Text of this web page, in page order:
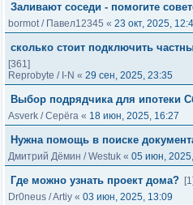
Заливают соседи - помогите
bormot/ Павел12345 « 23 окт, 2025,
сколько стоит подключить
[361]
Reprobyte / I-N « 29 сен, 2025, 23:35
Выбор подрядчика для ипотеки
Asverk /Серёга « 18 июн, 2025, 16:27
Нужна помощь в поиске
Дмитрий Дёмин /Westuk « 05 июн,
Где можно узнать проект дома? [1]
Dr0neus /Artiy « 03 июн, 2025, 13:09